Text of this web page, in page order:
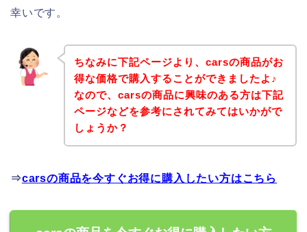
幸いです。
ちなみに下記ページより、carsの商品がお
得な価格で購入することができましたよ♪
なので、carsの商品に興味のある方は下記
ページなどを参考にされてみてはいかがで
しょうか？
⇒carsの商品を今すぐお得に購入したい方はこちら